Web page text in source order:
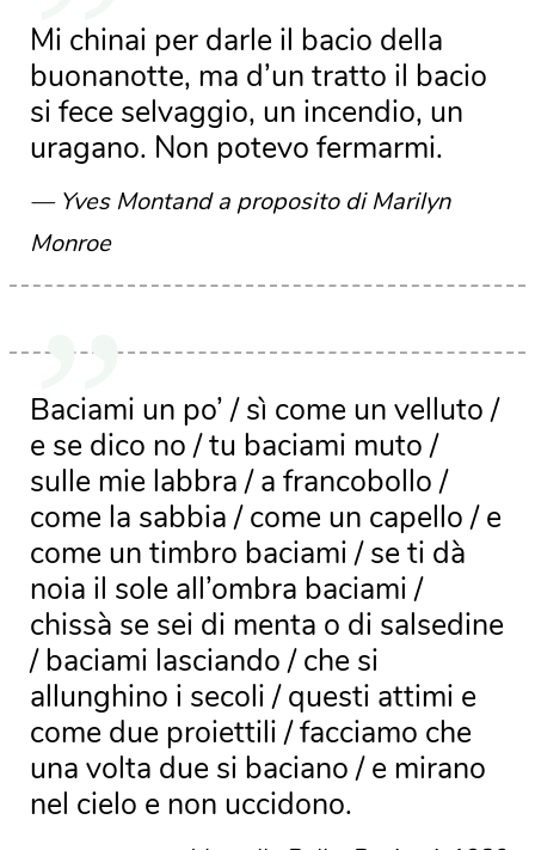
Mi chinai per darle il bacio della
buonanotte, ma d’un tratto il bacio
si fece selvaggio, un incendio, un
uragano. Non potevo fermarmi.
Yves Montand a proposito di Marilyn
Monroe
Baciami un po’ / sì come un velluto /
e se dico no / tu baciami muto /
sulle mie labbra / a francobollo /
come la sabbia / come un capello / e
come un timbro baciami / se ti dà
noia il sole all’ombra baciami /
chissà se sei di menta o di salsedine
/ baciami lasciando / che si
allunghino i secoli / questi attimi e
come due proiettili / facciamo che
una volta due si baciano / e mirano
nel cielo e non uccidono.